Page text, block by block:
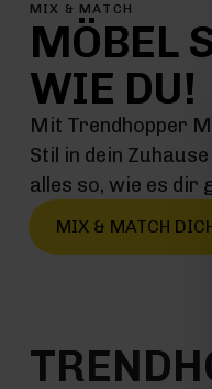
MIX & MATCH
MÖBEL
WIE DU!
Mit Trendhopper
Stil in dein
alles so, wie es dir
MIX & MATCH